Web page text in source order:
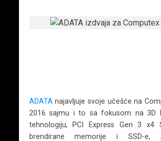
ADATA najavljuje svoje učešće na
2016 sajmu i to sa fokusom na 3D
tehnologiju, PCI Express Gen 3 x4
brendirane memorije i SSD-e,